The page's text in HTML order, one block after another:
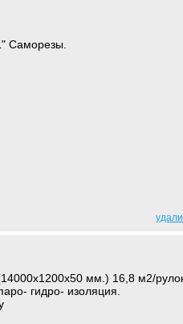
Саморезы.
мм.) 16,8 м2/
гидро- изоляция.